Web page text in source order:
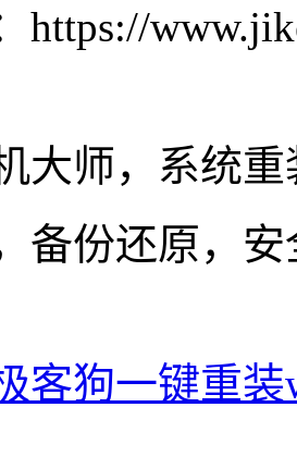
https://
大师，系统
备份还原，
客狗一键重